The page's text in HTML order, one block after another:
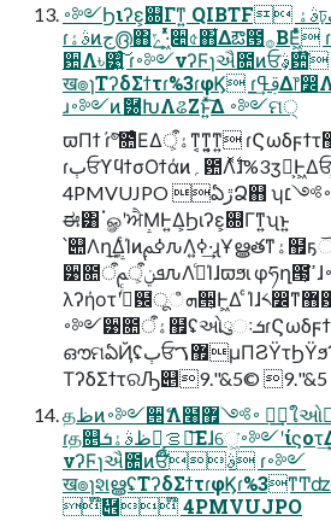
࠾༻Ϧιʔε͕଍Γͳ͍ QIBTF ࣄۀঢ়گ
ɾࣄۀͷج൫΋ݻ·͖ͬͯͯ૊৫΋͋Δఔ౓࡞ΒΕ͖ͯͨ ɾߋͳΔࣄۀ੒௕ͷͨΊʹ࠾༻
਺Λ৳͹͍ͨ͠ ɾ࠾༻νʔϜɿઐ೚ͷਓࣄ͕਺໊ ɾ࠾༻
ख๏ɿΤʔδΣϯτɾ%3ɾφϏ ɾࢥߟ͢Δ෦෼ΛࣗࣾͰɺ࡞ۀͷ෦෼ΛͰ͖ΔݶΓ֎ͩͯ͠͠
ɹ࠾༻ͷޮ཰ԽΛଌΖ͏ͱ͍ͯ͠Δ ࠾༻ମ੍
ϖΠϯ ɾ҆৺ͯ͠೚ͤΕΔۀऀ͕ͳ͔ͳ͔͍ͳ͍ ɾϚωδϝϯτ޻਺͕͔͔Δ
ɾٻਓϒϥϯσΟϯάͷ؍఺Λ࣋ͬͯɺ%3ӡ༻͕Ͱ͖Δਓࡐ͕গͳ͍ ໊὎໊
4PMVUJPO ఏڙՁ஋ ʮ࠾༻׆
ಈ͸ॱௐʹਐΜͰ͍Δ͕Ϧιʔε͕଍Γͳ͍ʯͱ͍͏
՝୊Λղܾ͢ΔͨΊͷ࣮ߦࢧԉΛߦ͍·͢ɻҰൠతͳۀ຿ҕୗ ΍اۀͱҟͳΓɺ࠾༻
੹೚ऀܦݧऀ͕ࢧԉΛߦ͏ͨΊɺϖϧι φཧղ౓͕ߴ͘ɺ࠾༻
λʔήοτʹߜͬͨ฼ूஂܗ੒͕Ͱ͖Δ ͨΊɺ༨෼ͳ޻਺Λ࢈·ͣʹ࠾༻ୡ੒·Ͱ൐૸͠·͢ɻ
࠾༻੹೚ऀۀ຿ʢઓུઃܭɾϚωδϝϯτɾվળʣ
ഔମఏҊʢٻਓ޿ࠂμΠϨΫτϦΫϧʔςΟϯάʣ εΧ΢τ୅ߦ
தظͷ࠾༻੒ޭΛ໨ࢦ͢ ࠾༻޿ใઓུ͕ແ͍ QIBTF ࣄۀঢ়گ
ɾத௕ظࣄۀܭը͕ࡦఆ͞Εɺେ͖͘࠾༻ʹίϛοτ͢Δඞཁ͕ੜ·Εͨ ɾ࠾༻
νʔϜɿઐ೚ͷਓࣄ໊ ɾ࠾༻
ख๏ɿશൠʢΤʔδΣϯτɾφϏɾ%3ͳͲʣ ࠾༻ମ੍
໊὎໊ 4PMVUJPO